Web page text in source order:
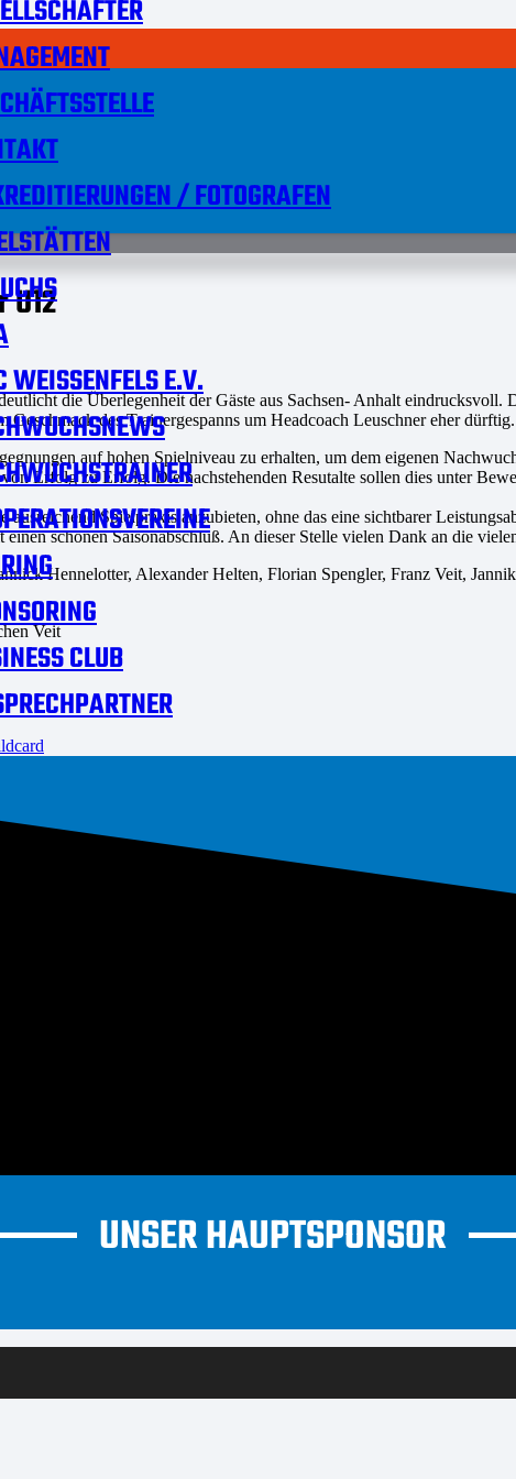
/ FOTOGRAFEN
WEISSENFELS E.V.
CLUB
die Überlegenheit der Gäste aus Sachsen- Anhalt
des Trainergespanns um Headcoach Leuschner eher dürftig.
auf hohen Spielniveau zu erhalten, um dem eigenen
Erfolg zu Erfolg. Die nachstehenden Resutalte sollen dies unter
ausreichend Spielpraxis anzubieten, ohne das eine sichtbarer
schönen Saisonabschluß. An dieser Stelle vielen Dank an die
Hennelotter, Alexander Helten, Florian Spengler, Franz Veit,
Veit
UNSER HAUPTSPONSOR